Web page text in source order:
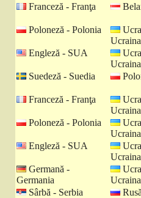
Franceză - Franţa
Poloneză - Polonia
Ucraina
Engleză - SUA
Ucraina
Suedeză - Suedia
Franceză - Franţa
Ucraina
Poloneză - Polonia
Ucraina
Engleză - SUA
Ucraina
Germană -
Germania
Ucraina
Sârbă - Serbia